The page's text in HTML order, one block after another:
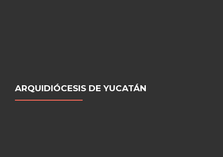
ARQUIDIÓCESIS DE YUCATÁN